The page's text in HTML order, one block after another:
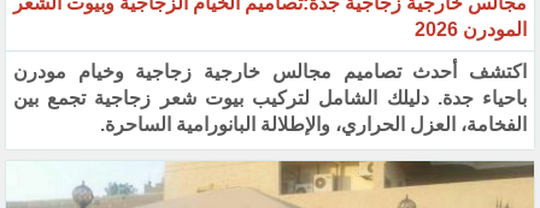
المودرن 2026
اكتشف أحدث تصاميم مجالس خارجية زجاجية وخيام مودرن
باحياء جدة. دليلك الشامل لتركيب بيوت شعر زجاجية تجمع بين
الفخامة، العزل الحراري، والإطلالة البانورامية الساحرة.